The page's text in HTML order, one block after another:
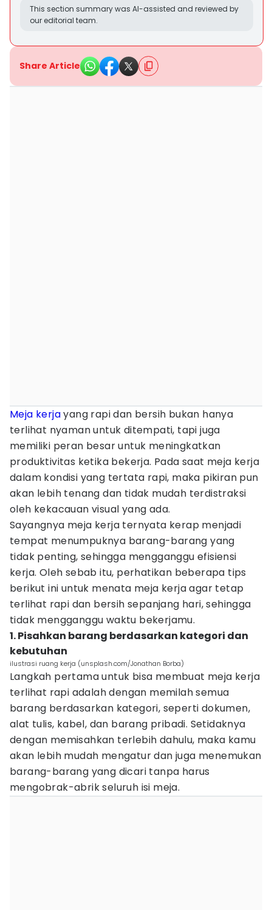
This section summary was AI-assisted and reviewed by
our editorial team.
Share Article
Meja kerjayang rapi dan bersih bukan hanya
terlihat nyaman untuk ditempati, tapi juga
memiliki peran besar untuk meningkatkan
produktivitas ketika bekerja. Pada saat meja kerja
dalam kondisi yang tertata rapi, maka pikiran pun
akan lebih tenang dan tidak mudah terdistraksi
oleh kekacauan visual yang ada.
Sayangnya meja kerja ternyata kerap menjadi
tempat menumpuknya barang-barang yang
tidak penting, sehingga mengganggu efisiensi
kerja. Oleh sebab itu, perhatikan beberapa tips
berikut ini untuk menata meja kerja agar tetap
terlihat rapi dan bersih sepanjang hari, sehingga
tidak mengganggu waktu bekerjamu.
1. Pisahkan barang berdasarkan kategori dan
kebutuhan
ilustrasi ruang kerja (unsplash.com/Jonathan Borba)
Langkah pertama untuk bisa membuat meja kerja
terlihat rapi adalah dengan memilah semua
barang berdasarkan kategori, seperti dokumen,
alat tulis, kabel, dan barang pribadi. Setidaknya
dengan memisahkan terlebih dahulu, maka kamu
akan lebih mudah mengatur dan juga menemukan
barang-barang yang dicari tanpa harus
mengobrak-abrik seluruh isi meja.